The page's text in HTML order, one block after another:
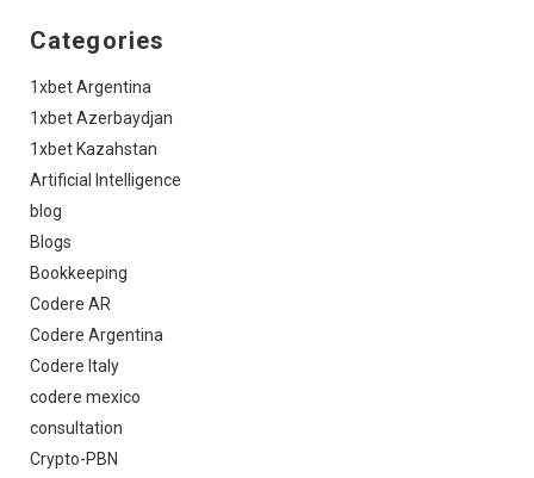
Categories
1xbet Argentina
1xbet Azerbaydjan
1xbet Kazahstan
Artificial Intelligence
blog
Blogs
Bookkeeping
Codere AR
Codere Argentina
Codere Italy
codere mexico
consultation
Crypto-PBN